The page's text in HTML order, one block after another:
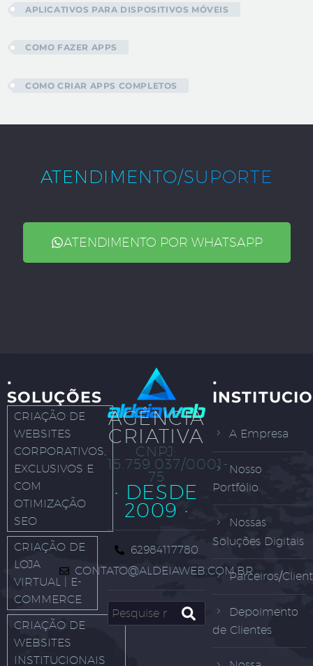
APLICATIVOS PARA DISPOSITIVOS MÓVEIS
COMO FAZER APPS
COMO CRIAR APPS COMPLETOS
ATENDIMENTO/SUPORTE
ATENDIMENTO POR WHATSAPP
·
SOLUÇÕES
CRIAÇÃO DE
WEBSITES
CORPORATIVOS,
EXCLUSIVOS E
COM
OTIMIZAÇÃO
SEO
CRIAÇÃO DE
LOJA
VIRTUAL | E-
COMMERCE
CRIAÇÃO DE
WEBSITES
INSTITUCIONAIS
AGÊNCIA
CRIATIVA
CNPJ:
15.759.037/0001-
75
· DESDE
2009 ·
62984117780
CONTATO@ALDEIAWEB.COM.BR
·
A Empresa
Nosso
Portfólio
Nossas
Soluções Digitais
Parceiros/
Depoimento
de Clientes